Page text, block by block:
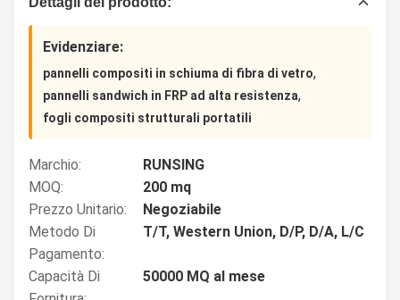
Evidenziare:
pannelli compositi in schiuma di fibra di vetro,
pannelli sandwich in FRP ad alta resistenza,
fogli compositi strutturali portatili
Marchio:
RUNSING
MOQ:
200 mq
Prezzo Unitario:
Negoziabile
Metodo Di
Pagamento:
T/T, Western Union, D/P, D/A, L/C
Capacità Di
50000 MQ al mese